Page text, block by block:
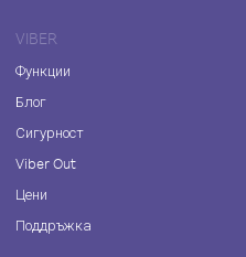
VIBER
Функции
Блог
Сигурност
Viber Out
Цени
Поддръжка